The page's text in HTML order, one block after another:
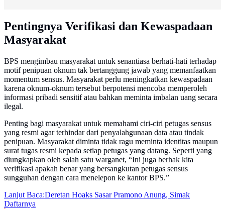
Pentingnya Verifikasi dan Kewaspadaan
Masyarakat
BPS mengimbau masyarakat untuk senantiasa berhati-hati terhadap
motif penipuan oknum tak bertanggung jawab yang memanfaatkan
momentum sensus. Masyarakat perlu meningkatkan kewaspadaan
karena oknum-oknum tersebut berpotensi mencoba memperoleh
informasi pribadi sensitif atau bahkan meminta imbalan uang secara
ilegal.
Penting bagi masyarakat untuk memahami ciri-ciri petugas sensus
yang resmi agar terhindar dari penyalahgunaan data atau tindak
penipuan. Masyarakat diminta tidak ragu meminta identitas maupun
surat tugas resmi kepada setiap petugas yang datang. Seperti yang
diungkapkan oleh salah satu warganet, “Ini juga berhak kita
verifikasi apakah benar yang bersangkutan petugas sensus
sungguhan dengan cara menelepon ke kantor BPS.”
Lanjut Baca:Deretan Hoaks Sasar Pramono Anung, Simak
Daftarnya